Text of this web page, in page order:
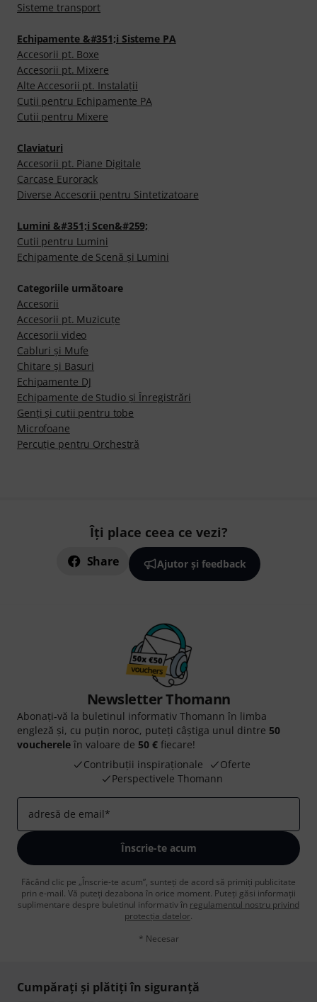
Sisteme transport
Echipamente &#351;i Sisteme PA
Accesorii pt. Boxe
Accesorii pt. Mixere
Alte Accesorii pt. Instalaţii
Cutii pentru Echipamente PA
Cutii pentru Mixere
Claviaturi
Accesorii pt. Piane Digitale
Carcase Eurorack
Diverse Accesorii pentru Sintetizatoare
Lumini &#351;i Scen&#259;
Cutii pentru Lumini
Echipamente de Scenă şi Lumini
Categoriile următoare
Accesorii
Accesorii pt. Muzicuţe
Accesorii video
Cabluri şi Mufe
Chitare şi Basuri
Echipamente DJ
Echipamente de Studio şi Înregistrări
Genți și cutii pentru tobe
Microfoane
Percuţie pentru Orchestră
Îți place ceea ce vezi?
Share Ajutor și feedback
Newsletter Thomann
Abonați-vă la buletinul informativ Thomann în limba
engleză și, cu puțin noroc, puteți câștiga unul dintre 50
voucherele în valoare de 50 € fiecare!
Contribuții inspiraționale
Oferte
Perspectivele Thomann
adresă de email*
Înscrie-te acum
Făcând clic pe „Înscrie-te acum”, sunteți de acord să primiți publicitate
prin e-mail. Vă puteți dezabona în orice moment. Puteți găsi informații
suplimentare despre buletinul informativ în regulamentul nostru privind
protecția datelor.
* Necesar
Cumpărați și plătiți în siguranță